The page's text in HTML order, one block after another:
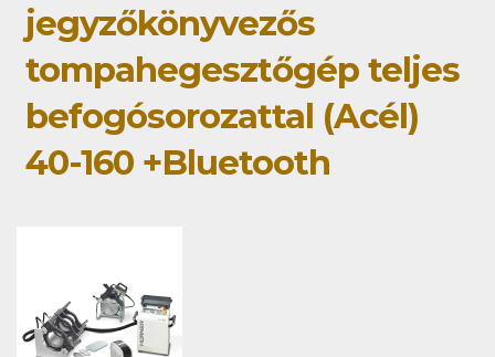
jegyzőkönyvezős
tompahegesztőgép teljes
befogósorozattal (Acél)
40-160 +Bluetooth